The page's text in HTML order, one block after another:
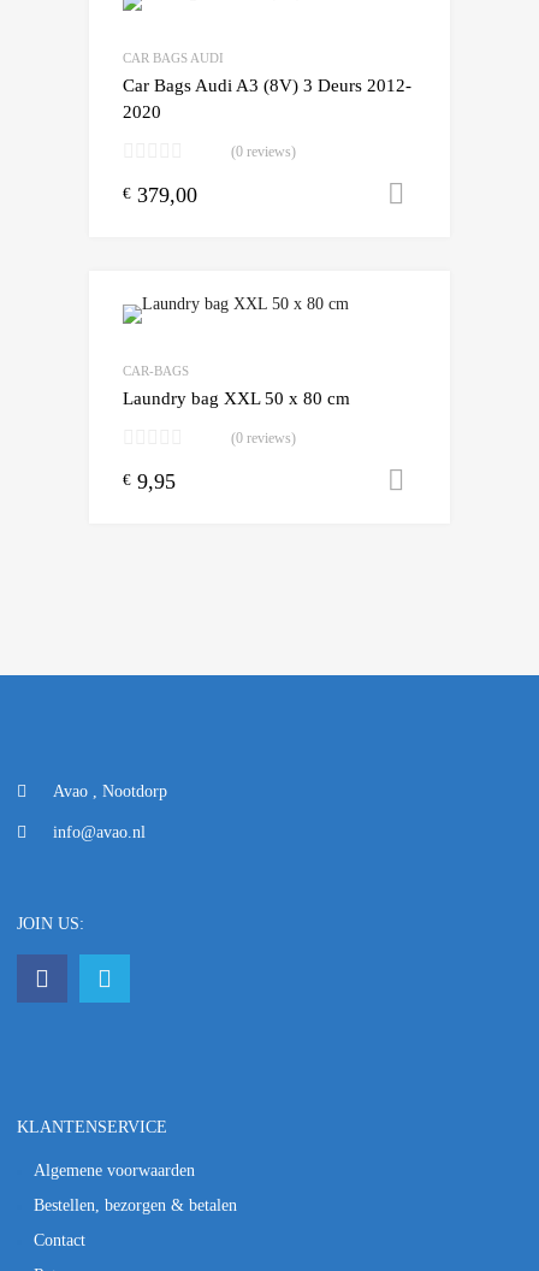
CAR BAGS AUDI
Car Bags Audi A3 (8V) 3 Deurs 2012-
2020
(0 reviews)
€ 379,00
CAR-BAGS
Laundry bag XXL 50 x 80 cm
(0 reviews)
€ 9,95
Avao , Nootdorp
info@avao.nl
JOIN US:
KLANTENSERVICE
Algemene voorwaarden
Bestellen, bezorgen & betalen
Contact